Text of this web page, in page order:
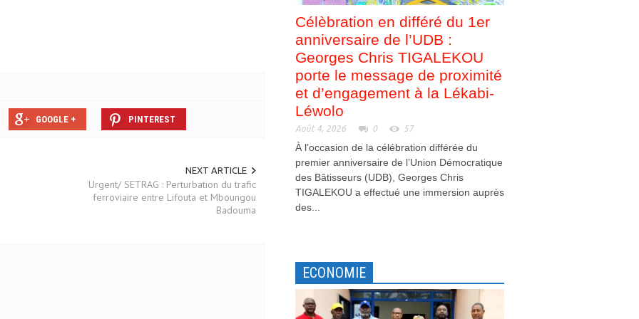
GOOGLE + PINTEREST
NEXT ARTICLE
Urgent/ SETRAG : Perturbation du trafic
ferroviaire entre Lifouta et Mboungou
Badouma
Célèbration en différé du 1er
anniversaire de l’UDB :
Georges Chris TIGALEKOU
porte le message de proximité
et d’engagement à la Lékabi-
Léwolo
Août 4, 2026 0 57
À l’occasion de la célébration différée du
premier anniversaire de l’Union Démocratique
des Bâtisseurs (UDB), Georges Chris
TIGALEKOU a effectué une immersion auprès
des...
ECONOMIE